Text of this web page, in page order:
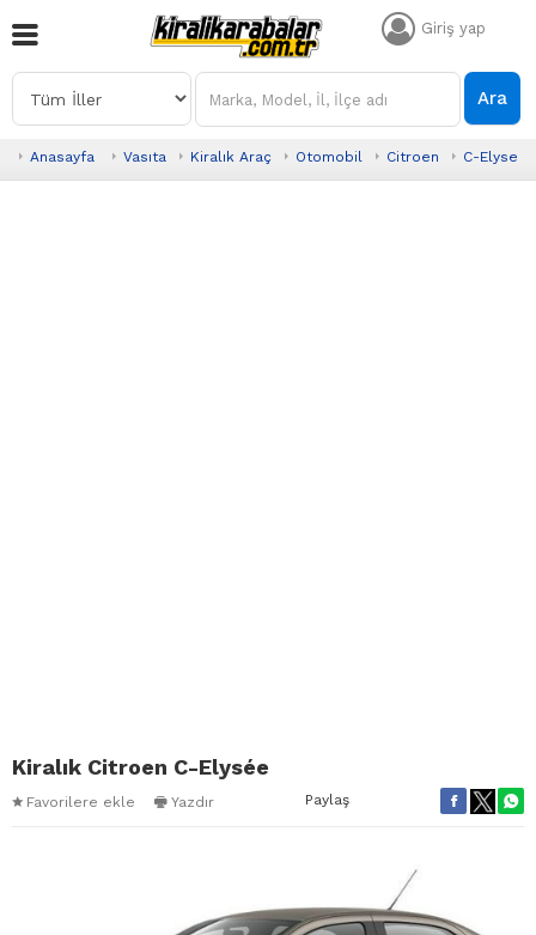
Giriş yap
Ara
Anasayfa Vasıta Kiralık Araç Otomobil Citroen C-Elysee
Kiralık Citroen C-Elysée
Favorilere ekle Yazdır Paylaş